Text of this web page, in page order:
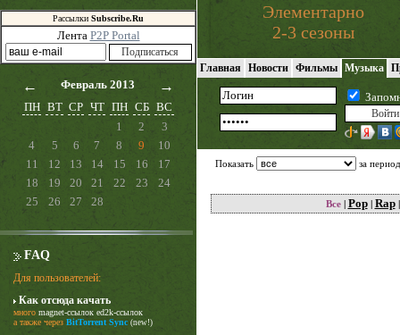
Рассылки Subscribe.Ru
Лента P2P Portal
← Февраль 2013 →
ПН ВТ СР ЧТ ПН СБ ВС
1
2
3
4
5 6 7 8 9
10
11
12 13 14 15 16
17
18
19 20 21 22 23
24
25
26 27 28
FAQ
Для пользователей:
Как отсюда качать
много magnet-ссылок ed2k-ссылок
а также через BitTorrent Sync (new!)
Элементарно
2-3 сезоны
Главная Новости Фильмы Музыка
Показать за
Все| Pop| Rap